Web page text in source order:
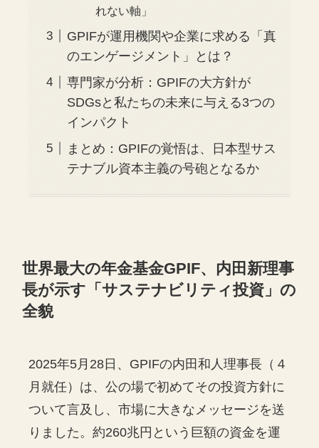
れない軸」
GPIFが運用機関や企業に求める「真
のエンゲージメント」とは？
専門家が分析：GPIFの大方針が
SDGsと私たちの未来に与える3つの
インパクト
まとめ：GPIFの覚悟は、日本型サス
テナブル資本主義の号砲となるか
世界最大の年金基金GPIF、内田新理事
長が示す「サステナビリティ投資」の
全貌
2025年5月28日、GPIFの内田和人理事長（４
月就任）は、公の場で初めてその投資方針に
ついて言及し、市場に大きなメッセージを送
りました。約260兆円という巨額の資金を運